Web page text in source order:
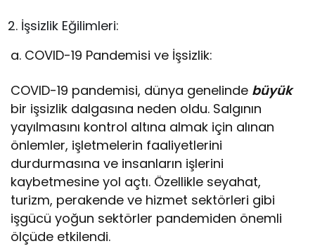
İşsizlik Eğilimleri:
a. COVID-19 Pandemisi ve İşsizlik:
COVID-19 pandemisi, dünya genelinde büyük
bir işsizlik dalgasına neden oldu. Salgının
yayılmasını kontrol altına almak için alınan
önlemler, işletmelerin faaliyetlerini
durdurmasına ve insanların işlerini
kaybetmesine yol açtı. Özellikle seyahat,
turizm, perakende ve hizmet sektörleri gibi
işgücü yoğun sektörler pandemiden önemli
ölçüde etkilendi.